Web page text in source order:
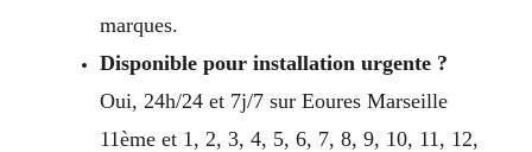
marques.
Disponible pour installation urgente ?
Oui, 24h/24 et 7j/7 sur Eoures Marseille
11ème et 1, 2, 3, 4, 5, 6, 7, 8, 9, 10, 11, 12,